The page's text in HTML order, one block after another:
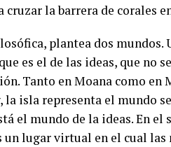
cruzar la barrera de corales
plantea dos
es el de las ideas, que no
Tanto en Moana como en
la isla representa el mundo
el mundo de la ideas. En
un lugar virtual en el cual las